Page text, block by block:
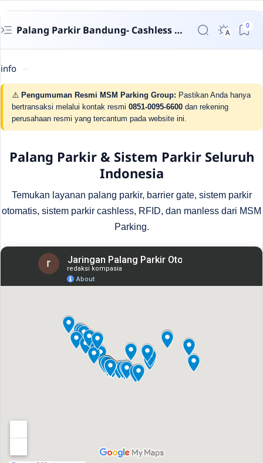
Palang Parkir Bandung- Cashless untuk Perumahan & Gedung | MSM Parking
info
⚠️ Pengumuman Resmi MSM Parking Group: Pastikan Anda hanya
bertransaksi melalui kontak resmi 0851-0095-6600 dan rekening
perusahaan resmi yang tercantum pada website ini.
Palang Parkir & Sistem Parkir Seluruh
Indonesia
Temukan layanan palang parkir, barrier gate, sistem parkir
otomatis, sistem parkir cashless, RFID, dan manless dari MSM
Parking.